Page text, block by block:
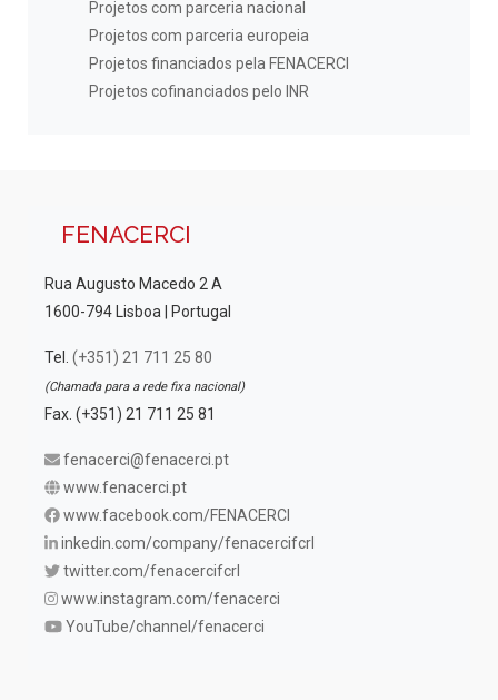
Projetos com parceria nacional
Projetos com parceria europeia
Projetos financiados pela FENACERCI
Projetos cofinanciados pelo INR
FENACERCI
Rua Augusto Macedo 2 A
1600-794 Lisboa | Portugal
Tel. (+351) 21 711 25 80
(Chamada para a rede fixa nacional)
Fax. (+351) 21 711 25 81
fenacerci@fenacerci.pt
www.fenacerci.pt
www.facebook.com/FENACERCI
inkedin.com/company/fenacercifcrl
twitter.com/fenacercifcrl
www.instagram.com/fenacerci
YouTube/channel/fenacerci